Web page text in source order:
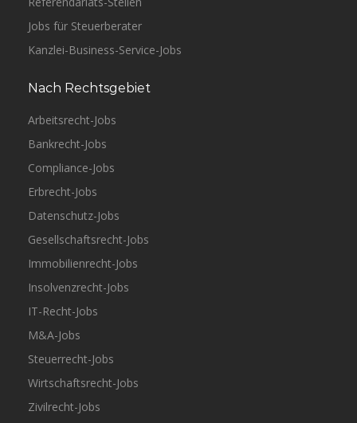
Jobs für Steuerberater
Kanzlei-Business-Service-Jobs
Nach Rechtsgebiet
Arbeitsrecht-Jobs
Bankrecht-Jobs
Compliance-Jobs
Erbrecht-Jobs
Datenschutz-Jobs
Gesellschaftsrecht-Jobs
Immobilienrecht-Jobs
Insolvenzrecht-Jobs
IT-Recht-Jobs
M&A-Jobs
Steuerrecht-Jobs
Wirtschaftsrecht-Jobs
Zivilrecht-Jobs